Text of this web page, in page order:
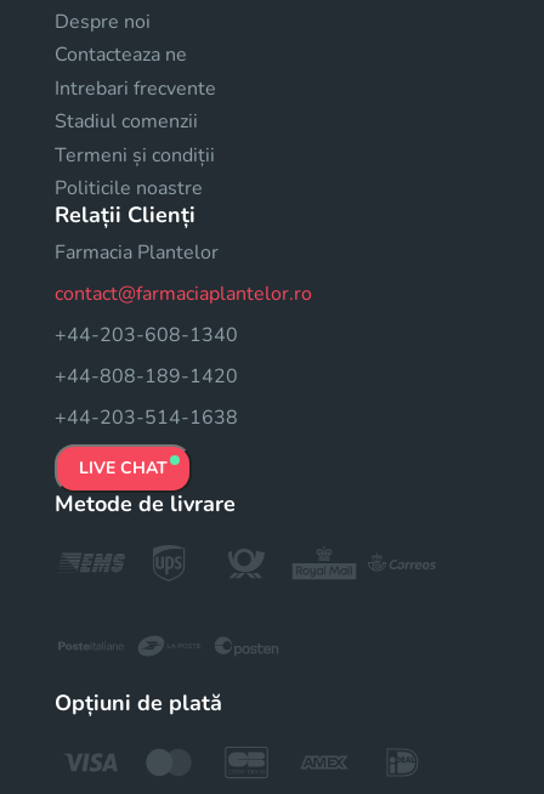
Despre noi
Contacteaza ne
Intrebari frecvente
Stadiul comenzii
Termeni și condiții
Politicile noastre
Relații Clienți
Farmacia Plantelor
contact@farmaciaplantelor.ro
+44-203-608-1340
+44-808-189-1420
+44-203-514-1638
LIVE CHAT
Metode de livrare
Opțiuni de plată